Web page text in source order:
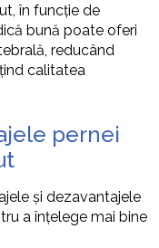
în funcție de
bună poate oferi
reducând
calitatea
pernei
și dezavantajele
a înțelege mai bine